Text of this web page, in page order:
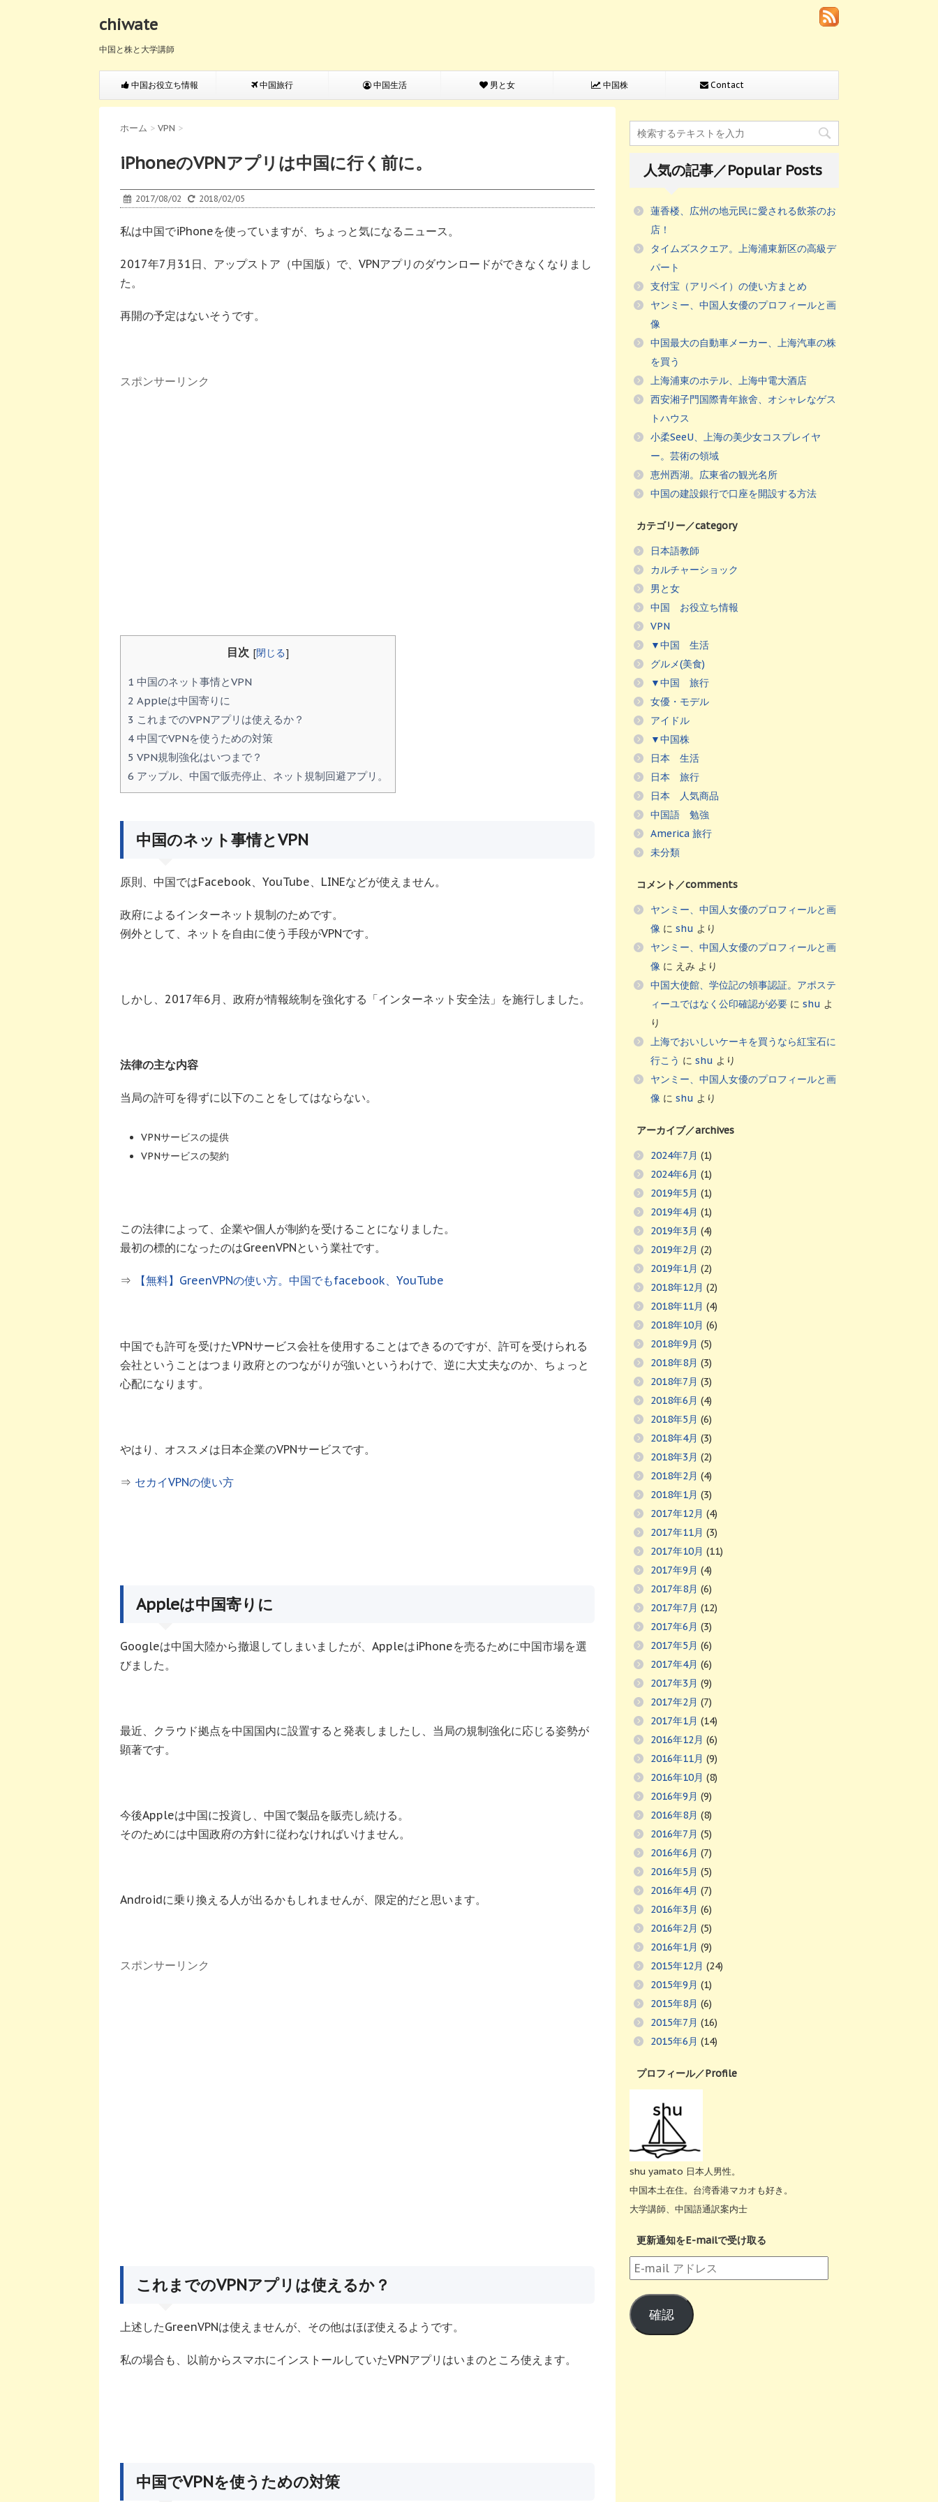
chiwate
中国と株と大学講師
中国お役立ち情報 中国旅行 中国生活 男と女 中国株 Contact
ホーム > VPN >
iPhoneのVPNアプリは中国に行く前に。
2017/08/02 2018/02/05
私は中国でiPhoneを使っていますが、ちょっと気になるニュース。
2017年7月31日、アップストア（中国版）で、VPNアプリのダウンロードができなくなりまし
た。
再開の予定はないそうです。
スポンサーリンク
目次 [閉じる]
1 中国のネット事情とVPN
2 Appleは中国寄りに
3 これまでのVPNアプリは使えるか？
4 中国でVPNを使うための対策
5 VPN規制強化はいつまで？
6 アップル、中国で販売停止、ネット規制回避アプリ。
中国のネット事情とVPN
原則、中国ではFacebook、YouTube、LINEなどが使えません。
政府によるインターネット規制のためです。
例外として、ネットを自由に使う手段がVPNです。
しかし、2017年6月、政府が情報統制を強化する「インターネット安全法」を施行しました。
法律の主な内容
当局の許可を得ずに以下のことをしてはならない。
VPNサービスの提供
VPNサービスの契約
この法律によって、企業や個人が制約を受けることになりました。
最初の標的になったのはGreenVPNという業社です。
⇒ 【無料】GreenVPNの使い方。中国でもfacebook、YouTube
中国でも許可を受けたVPNサービス会社を使用することはできるのですが、許可を受けられる
会社ということはつまり政府とのつながりが強いというわけで、逆に大丈夫なのか、ちょっと
心配になります。
やはり、オススメは日本企業のVPNサービスです。
⇒ セカイVPNの使い方
Appleは中国寄りに
Googleは中国大陸から撤退してしまいましたが、AppleはiPhoneを売るために中国市場を選
びました。
最近、クラウド拠点を中国国内に設置すると発表しましたし、当局の規制強化に応じる姿勢が
顕著です。
今後Appleは中国に投資し、中国で製品を販売し続ける。
そのためには中国政府の方針に従わなければいけません。
Androidに乗り換える人が出るかもしれませんが、限定的だと思います。
スポンサーリンク
これまでのVPNアプリは使えるか？
上述したGreenVPNは使えませんが、その他はほぼ使えるようです。
私の場合も、以前からスマホにインストールしていたVPNアプリはいまのところ使えます。
中国でVPNを使うための対策
人気の記事／Popular Posts
蓮香楼、広州の地元民に愛される飲茶のお
店！
タイムズスクエア。上海浦東新区の高級デ
パート
支付宝（アリペイ）の使い方まとめ
ヤンミー、中国人女優のプロフィールと画
像
中国最大の自動車メーカー、上海汽車の株
を買う
上海浦東のホテル、上海中電大酒店
西安湘子門国際青年旅舍、オシャレなゲス
トハウス
小柔SeeU、上海の美少女コスプレイヤ
ー。芸術の領域
恵州西湖。広東省の観光名所
中国の建設銀行で口座を開設する方法
カテゴリー／category
日本語教師
カルチャーショック
男と女
中国 お役立ち情報
VPN
▼中国 生活
グルメ(美食)
▼中国 旅行
女優・モデル
アイドル
▼中国株
日本 生活
日本 旅行
日本 人気商品
中国語 勉強
America 旅行
未分類
コメント／comments
ヤンミー、中国人女優のプロフィールと画
像 に shu より
ヤンミー、中国人女優のプロフィールと画
像 に えみ より
中国大使館、学位記の領事認証。アポステ
ィーユではなく公印確認が必要 に shu よ
り
上海でおいしいケーキを買うなら紅宝石に
行こう に shu より
ヤンミー、中国人女優のプロフィールと画
像 に shu より
アーカイブ／archives
2024年7月 (1)
2024年6月 (1)
2019年5月 (1)
2019年4月 (1)
2019年3月 (4)
2019年2月 (2)
2019年1月 (2)
2018年12月 (2)
2018年11月 (4)
2018年10月 (6)
2018年9月 (5)
2018年8月 (3)
2018年7月 (3)
2018年6月 (4)
2018年5月 (6)
2018年4月 (3)
2018年3月 (2)
2018年2月 (4)
2018年1月 (3)
2017年12月 (4)
2017年11月 (3)
2017年10月 (11)
2017年9月 (4)
2017年8月 (6)
2017年7月 (12)
2017年6月 (3)
2017年5月 (6)
2017年4月 (6)
2017年3月 (9)
2017年2月 (7)
2017年1月 (14)
2016年12月 (6)
2016年11月 (9)
2016年10月 (8)
2016年9月 (9)
2016年8月 (8)
2016年7月 (5)
2016年6月 (7)
2016年5月 (5)
2016年4月 (7)
2016年3月 (6)
2016年2月 (5)
2016年1月 (9)
2015年12月 (24)
2015年9月 (1)
2015年8月 (6)
2015年7月 (16)
2015年6月 (14)
プロフィール／Profile
shu yamato 日本人男性。
中国本土在住。台湾香港マカオも好き。
大学講師、中国語通訳案内士
更新通知をE-mailで受け取る
E-
mail
ア
ド
確認